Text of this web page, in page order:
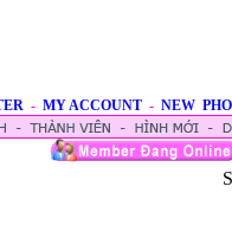
- MY ACCOUNT - NEW